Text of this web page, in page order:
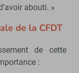
abouti. »
de la CFDT
de cette
: